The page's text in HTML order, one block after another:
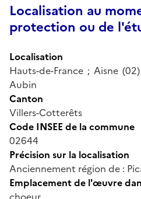
Localisation au
protection ou de
Localisation
Hauts-de-France ; Aisne
Aubin
Canton
Villers-Cotterêts
Code INSEE de la commune
02644
Précision sur la localisation
Anciennement région de :
Emplacement de l'œuvre